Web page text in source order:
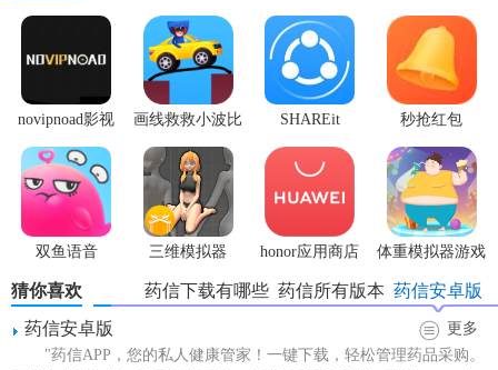
novipnoad影视
平台手机版
画线救救小波比
最新版
SHAREit
秒抢红包
app2.7.3
双鱼语音
三维模拟器
1.5.23
honor应用商店 体重模拟器游戏
猜你喜欢 药信安卓版
药信所有版本
药信下载有哪些
药信安卓版
更多
"药信APP，您的私人健康管家！一键下载，轻松管理药品采购。